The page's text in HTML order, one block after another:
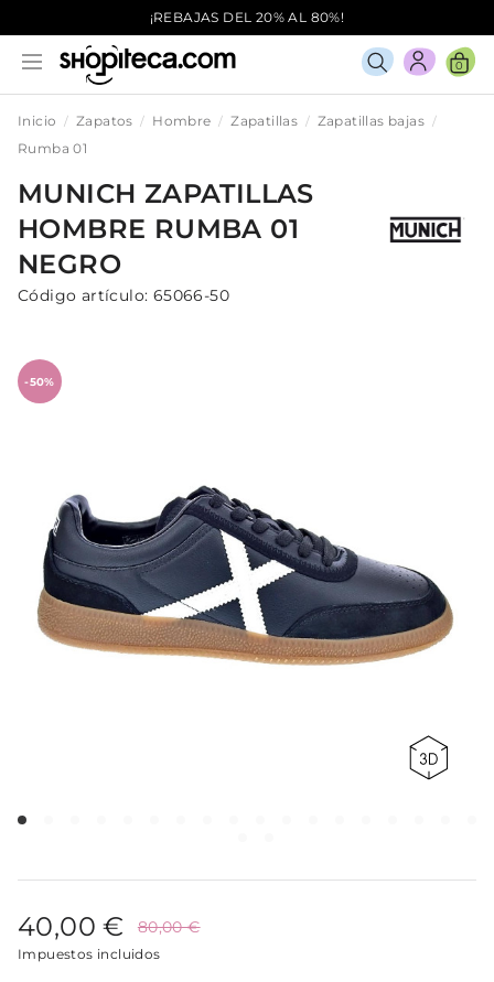
¡REBAJAS DEL 20% AL 80%!
0
Inicio Zapatos Hombre Zapatillas
Zapatillas bajas
Rumba 01
MUNICH ZAPATILLAS
HOMBRE RUMBA 01
NEGRO
Código artículo: 65066-50
-50%
40,00 € 80,00 €
Impuestos incluidos